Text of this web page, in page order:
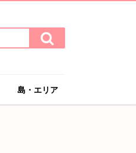
検
索
す
島・エリア